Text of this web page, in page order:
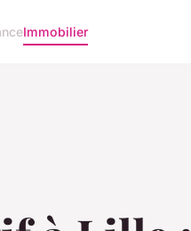
Immobilier